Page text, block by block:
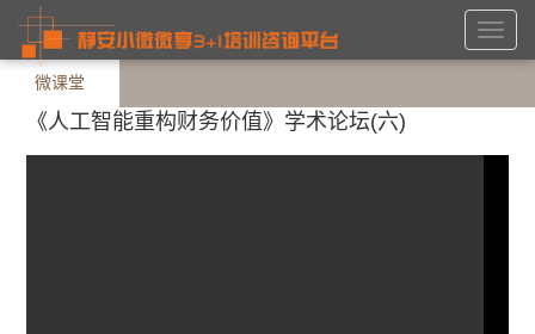
微课堂
《人工智能重构财务价值》学术论坛(六)